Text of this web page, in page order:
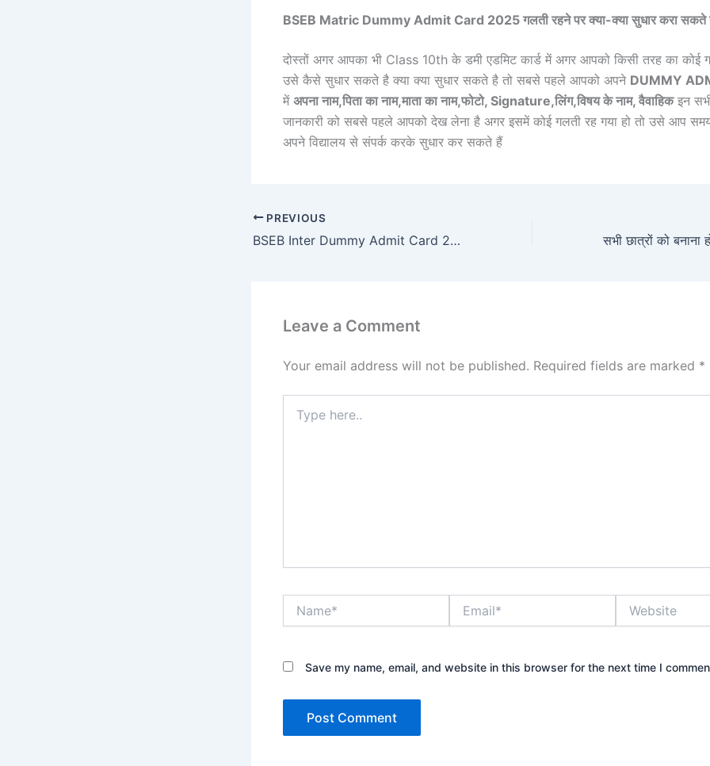
BSEB Matric Dummy Admit Card 2025 गलती रहने पर क्या-क्या सुधार करा सकते
दोस्तों अगर आपका भी Class 10th के डमी एडमिट कार्ड में अगर आपको किसी तरह का कोई
उसे कैसे सुधार सकते है क्या क्या सुधार सकते है तो सबसे पहले आपको अपने DUMMY
में अपना नाम,पिता का नाम,माता का नाम,फोटो, Signature,लिंग,विषय के नाम, वैवाहिकइन
जानकारी को सबसे पहले आपको देख लेना है अगर इसमें कोई गलती रह गया हो तो उसे आप
अपने विद्यालय से संपर्क करके सुधार कर सकते हैं
PREVIOUS
BSEB Inter Dummy Admit Card 2025 Download Kaise Kare
Leave a Comment
Your email address will not be published. Required fields are marked *
here..
Save my name, email, and website in this browser for the next time I